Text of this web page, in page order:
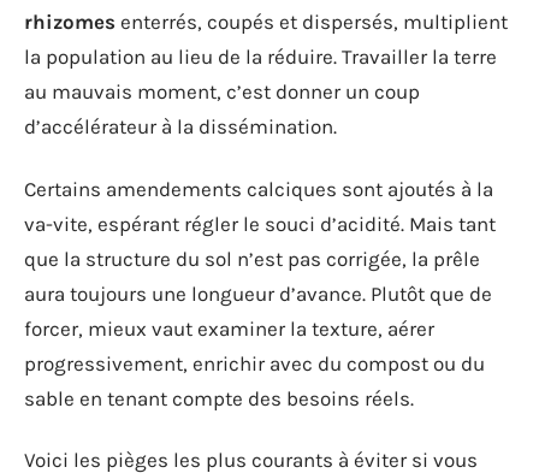
rhizomes enterrés, coupés et dispersés, multiplient
la population au lieu de la réduire. Travailler la terre
au mauvais moment, c’est donner un coup
d’accélérateur à la dissémination.
Certains amendements calciques sont ajoutés à la
va-vite, espérant régler le souci d’acidité. Mais tant
que la structure du sol n’est pas corrigée, la prêle
aura toujours une longueur d’avance. Plutôt que de
forcer, mieux vaut examiner la texture, aérer
progressivement, enrichir avec du compost ou du
sable en tenant compte des besoins réels.
Voici les pièges les plus courants à éviter si vous